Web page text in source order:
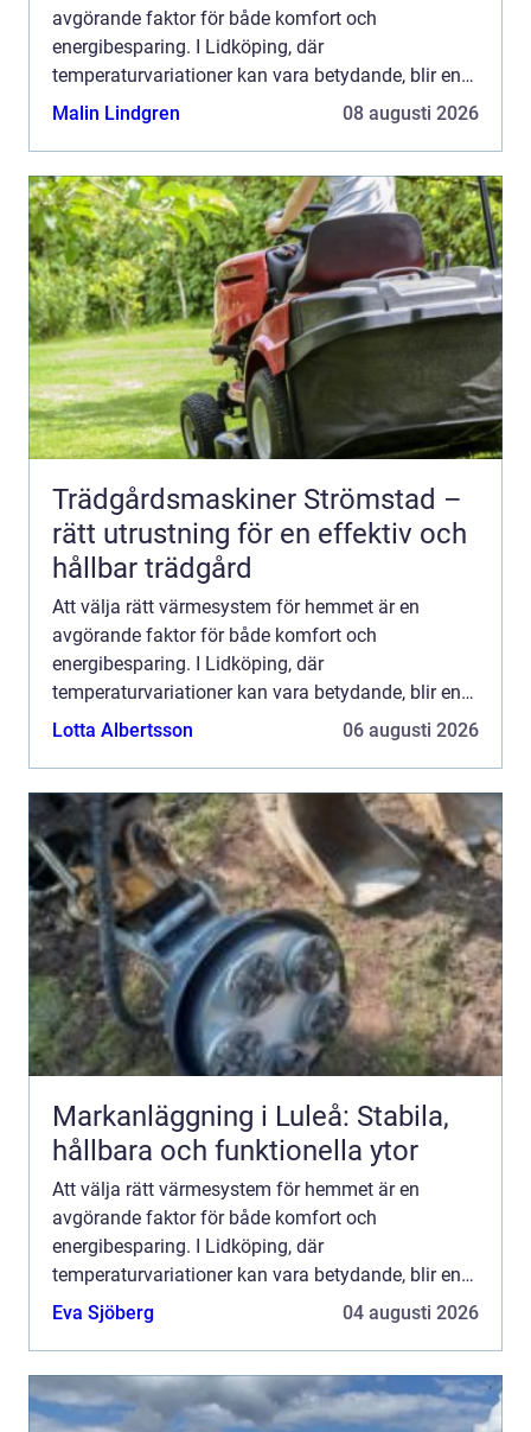
avgörande faktor för både komfort och
energibesparing. I Lidköping, där
temperaturvariationer kan vara betydande, blir en
värmepumpslösning allt ...
Malin Lindgren 08 augusti 2026
Trädgårdsmaskiner Strömstad –
rätt utrustning för en effektiv och
hållbar trädgård
Att välja rätt värmesystem för hemmet är en
avgörande faktor för både komfort och
energibesparing. I Lidköping, där
temperaturvariationer kan vara betydande, blir en
värmepumpslösning allt ...
Lotta Albertsson 06 augusti 2026
Markanläggning i Luleå: Stabila,
hållbara och funktionella ytor
Att välja rätt värmesystem för hemmet är en
avgörande faktor för både komfort och
energibesparing. I Lidköping, där
temperaturvariationer kan vara betydande, blir en
värmepumpslösning allt ...
Eva Sjöberg 04 augusti 2026